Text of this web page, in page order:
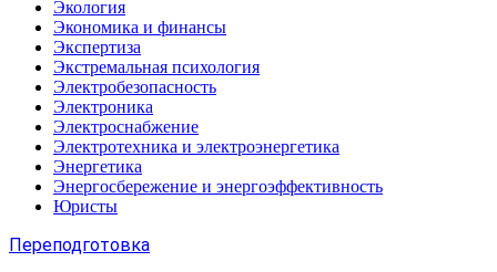
Экология
Экономика и финансы
Экспертиза
Экстремальная психология
Электробезопасность
Электроника
Электроснабжение
Электротехника и электроэнергетика
Энергетика
Энергосбережение и энергоэффективность
Юристы
Переподготовка